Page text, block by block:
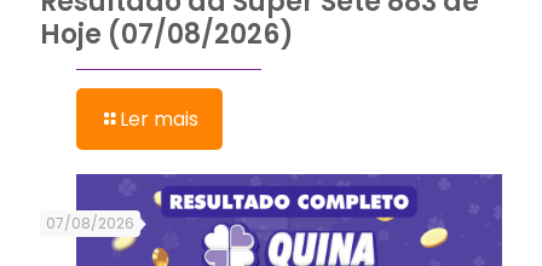
Hoje (07/08/2026)
Ler mais
07/08/2026